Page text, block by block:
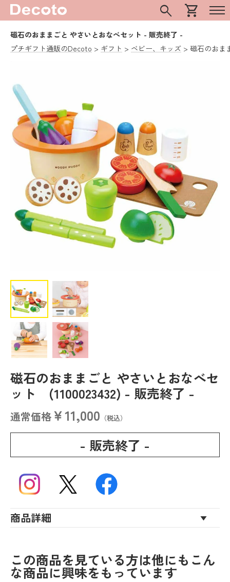
search shopping_cart
磁石のおままごと やさいとおなべセット - 販売終了 -
プチギフト通販のDecoto
ギフト ベビー、キッズ 磁石のおま
磁石のおままごと やさいとおなべセ
ット (1100023432) - 販売終了 -
通常価格￥11,000 （税込）
- 販売終了 -
商品詳細
この商品を見ている方は他にもこん
な商品に興味をもっています